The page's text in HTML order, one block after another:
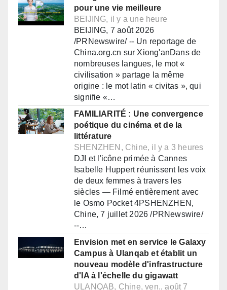
pour une vie meilleure
BEIJING, il y a une heure
BEIJING, 7 août 2026
/PRNewswire/ -- Un reportage de
China.org.cn sur Xiong'anDans de
nombreuses langues, le mot «
civilisation » partage la même
origine : le mot latin « civitas », qui
signifie «…
FAMILIARITÉ : Une convergence
poétique du cinéma et de la
littérature
SHENZHEN, Chine, il y a 3 heures
DJI et l'icône primée à Cannes
Isabelle Huppert réunissent les voix
de deux femmes à travers les
siècles — Filmé entièrement avec
le Osmo Pocket 4PSHENZHEN,
Chine, 7 juillet 2026 /PRNewswire/
--…
Envision met en service le Galaxy
Campus à Ulanqab et établit un
nouveau modèle d'infrastructure
d'IA à l'échelle du gigawatt
ULANQAB, Chine, ven., août 7